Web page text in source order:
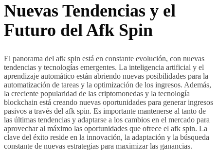
Nuevas Tendencias y el
Futuro del Afk Spin
El panorama del afk spin está en constante evolución, con nuevas
tendencias y tecnologías emergentes. La inteligencia artificial y el
aprendizaje automático están abriendo nuevas posibilidades para la
automatización de tareas y la optimización de los ingresos. Además,
la creciente popularidad de las criptomonedas y la tecnología
blockchain está creando nuevas oportunidades para generar ingresos
pasivos a través del afk spin. Es importante mantenerse al tanto de
las últimas tendencias y adaptarse a los cambios en el mercado para
aprovechar al máximo las oportunidades que ofrece el afk spin. La
clave del éxito reside en la innovación, la adaptación y la búsqueda
constante de nuevas estrategias para maximizar las ganancias.